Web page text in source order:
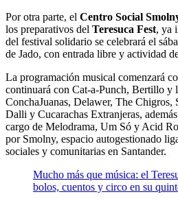
Por otra parte, el Centro Social
los preparativos del Teresuca Fest, ya
del festival solidario se celebrará el
de Jado, con entrada libre y actividad
La programación musical comenzará
continuará con Cat-a-Punch, Bertillo y
ConchaJuanas, Delawer, The Chigros,
Dalli y Cucarachas Extranjeras,
cargo de Melodrama, Um Só y Acid
por Smolny, espacio autogestionado
sociales y comunitarias en Santander.
Mucho más que música: el
bolos, cuentos y circo en su